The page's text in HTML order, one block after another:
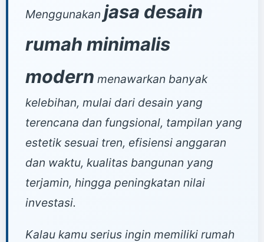
Menggunakan jasa desain
rumah minimalis
modern menawarkan banyak
kelebihan, mulai dari desain yang
terencana dan fungsional, tampilan yang
estetik sesuai tren, efisiensi anggaran
dan waktu, kualitas bangunan yang
terjamin, hingga peningkatan nilai
investasi.
Kalau kamu serius ingin memiliki rumah